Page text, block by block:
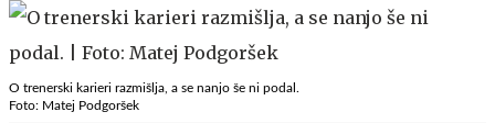
O trenerski karieri razmišlja, a se nanjo še ni podal.
Foto: Matej Podgoršek